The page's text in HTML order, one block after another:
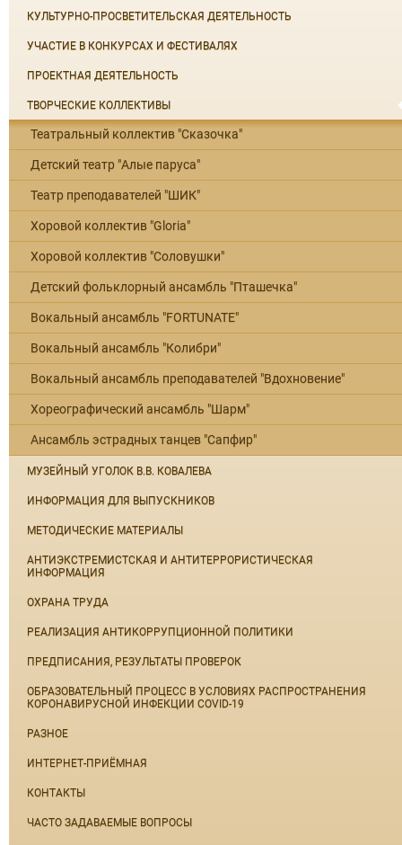
КУЛЬТУРНО-ПРОСВЕТИТЕЛЬСКАЯ ДЕЯТЕЛЬНОСТЬ
УЧАСТИЕ В КОНКУРСАХ И ФЕСТИВАЛЯХ
ПРОЕКТНАЯ ДЕЯТЕЛЬНОСТЬ
ТВОРЧЕСКИЕ КОЛЛЕКТИВЫ
Театральный коллектив "Сказочка"
Детский театр "Алые паруса"
Театр преподавателей "ШИК"
Хоровой коллектив "Gloria"
Хоровой коллектив "Соловушки"
Детский фольклорный ансамбль "Пташечка"
Вокальный ансамбль "FORTUNATE"
Вокальный ансамбль "Колибри"
Вокальный ансамбль преподавателей "Вдохновение"
Хореографический ансамбль "Шарм"
Ансамбль эстрадных танцев "Сапфир"
МУЗЕЙНЫЙ УГОЛОК В.В. КОВАЛЕВА
ИНФОРМАЦИЯ ДЛЯ ВЫПУСКНИКОВ
МЕТОДИЧЕСКИЕ МАТЕРИАЛЫ
АНТИЭКСТРЕМИСТСКАЯ И АНТИТЕРРОРИСТИЧЕСКАЯ
ИНФОРМАЦИЯ
ОХРАНА ТРУДА
РЕАЛИЗАЦИЯ АНТИКОРРУПЦИОННОЙ ПОЛИТИКИ
ПРЕДПИСАНИЯ, РЕЗУЛЬТАТЫ ПРОВЕРОК
ОБРАЗОВАТЕЛЬНЫЙ ПРОЦЕСС В УСЛОВИЯХ РАСПРОСТРАНЕНИЯ
КОРОНАВИРУСНОЙ ИНФЕКЦИИ COVID-19
РАЗНОЕ
ИНТЕРНЕТ-ПРИЁМНАЯ
КОНТАКТЫ
ЧАСТО ЗАДАВАЕМЫЕ ВОПРОСЫ